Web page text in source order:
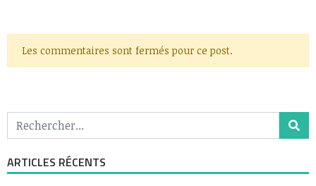
Les commentaires sont fermés pour ce post.
ARTICLES RÉCENTS